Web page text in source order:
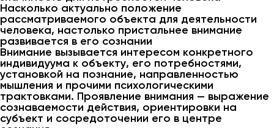
Насколько актуально положение
рассматриваемого объекта для деятельности
человека, настолько пристальнее внимание
развивается в его сознании
Внимание вызывается интересом конкретного
индивидуума к объекту, его потребностями,
установкой на познание, направленностью
мышления и прочими психологическими
трактовками. Проявление внимания — выражение
сознаваемости действия, ориентировки на
субъект и сосредоточении его в центре